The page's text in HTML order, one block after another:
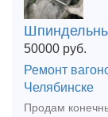
50000 руб.
Ремонт
Челябинске